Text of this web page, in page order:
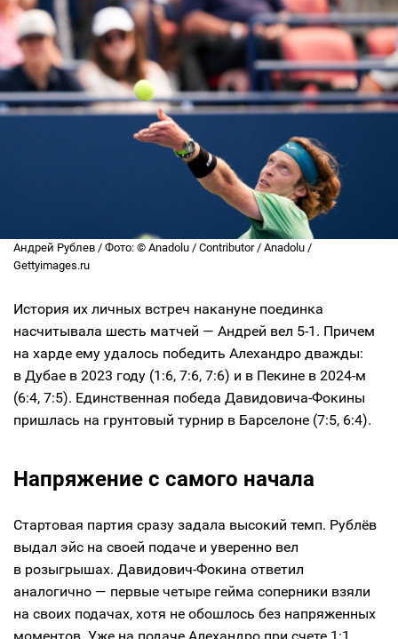
Андрей Рублев / Фото: © Anadolu / Contributor / Anadolu /
Gettyimages.ru
История их личных встреч накануне поединка
насчитывала шесть матчей — Андрей вел 5-1. Причем
на харде ему удалось победить Алехандро дважды:
в Дубае в 2023 году (1:6, 7:6, 7:6) и в Пекине в 2024-м
(6:4, 7:5). Единственная победа Давидовича-Фокины
пришлась на грунтовый турнир в Барселоне (7:5, 6:4).
Напряжение с самого начала
Стартовая партия сразу задала высокий темп. Рублёв
выдал эйс на своей подаче и уверенно вел
в розыгрышах. Давидович-Фокина ответил
аналогично — первые четыре гейма соперники взяли
на своих подачах, хотя не обошлось без напряженных
моментов. Уже на подаче Алехандро при счете 1:1